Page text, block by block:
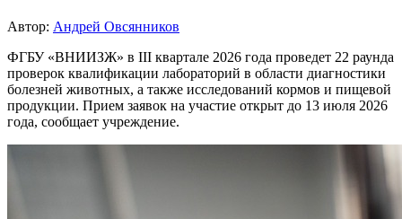
Автор: Андрей Овсянников
ФГБУ «ВНИИЗЖ» в III квартале 2026 года проведет 22 раунда
проверок квалификации лабораторий в области диагностики
болезней животных, а также исследований кормов и пищевой
продукции. Прием заявок на участие открыт до 13 июля 2026
года, сообщает учреждение.